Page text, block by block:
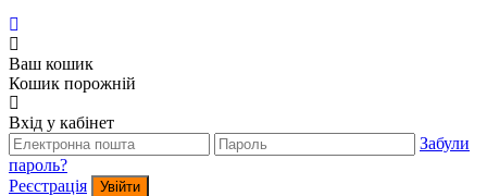
Ваш кошик
Кошик порожній
Вхід у кабінет
Забули
пароль?
Реєстрація
Увійти